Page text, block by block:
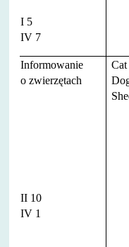
I 5
IV 7
Informowanie
o zwierzętach
II 10
IV 1
Cat